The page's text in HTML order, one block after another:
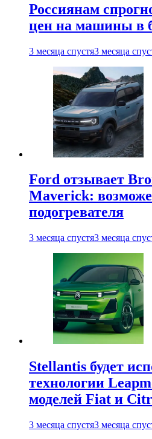
Россиянам
цен на машины в
3 месяца спустя3 месяца
Ford отзывает
Maverick:
подогревателя
3 месяца спустя3 месяца
Stellantis будет
технологии
моделей Fiat и
3 месяца спустя3 месяца